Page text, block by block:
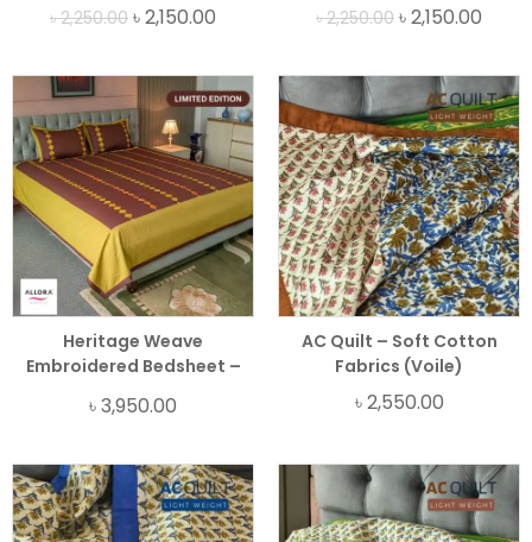
৳2,250.00 ৳2,150.00
৳2,250.00 ৳2,150.00
Heritage Weave
Embroidered Bedsheet –
৳3,950.00
AC Quilt – Soft Cotton
Fabrics (Voile)
৳2,550.00